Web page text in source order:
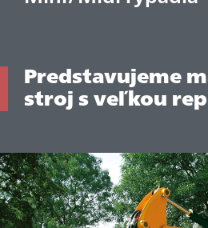
Predstavujeme
stroj s veľkou